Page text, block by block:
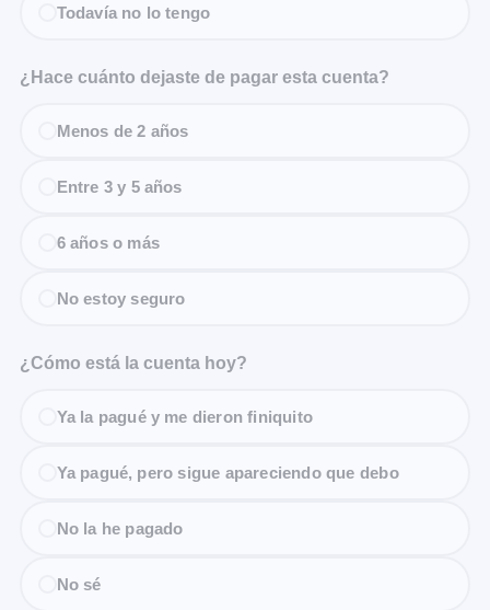
Todavía no lo tengo
¿Hace cuánto dejaste de pagar esta cuenta?
Menos de 2 años
Entre 3 y 5 años
6 años o más
No estoy seguro
¿Cómo está la cuenta hoy?
Ya la pagué y me dieron finiquito
Ya pagué, pero sigue apareciendo que debo
No la he pagado
No sé